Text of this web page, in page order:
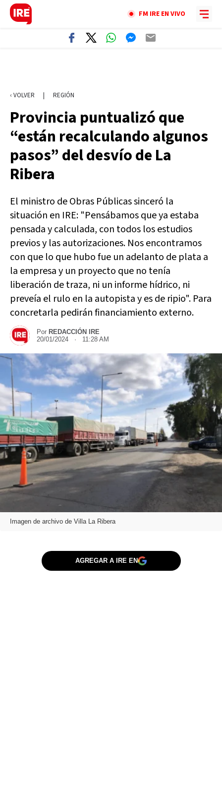
FM IRE EN VIVO
‹ VOLVER | REGIÓN
Provincia puntualizó que
“están recalculando algunos
pasos” del desvío de La
Ribera
El ministro de Obras Públicas sinceró la
situación en IRE: "Pensábamos que ya estaba
pensada y calculada, con todos los estudios
previos y las autorizaciones. Nos encontramos
con que lo que hubo fue un adelanto de plata a
la empresa y un proyecto que no tenía
liberación de traza, ni un informe hídrico, ni
preveía el rulo en la autopista y es de ripio". Para
concretarla pedirán financiamiento externo.
Por REDACCIÓN IRE
20/01/2024 · 11:28 AM
Imagen de archivo de Villa La Ribera
AGREGAR A IRE EN